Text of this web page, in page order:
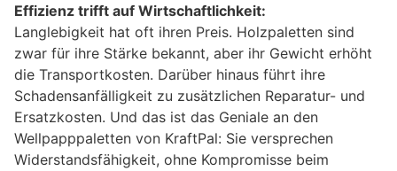
Effizienz trifft auf Wirtschaftlichkeit:
Langlebigkeit hat oft ihren Preis. Holzpaletten sind
zwar für ihre Stärke bekannt, aber ihr Gewicht erhöht
die Transportkosten. Darüber hinaus führt ihre
Schadensanfälligkeit zu zusätzlichen Reparatur- und
Ersatzkosten. Und das ist das Geniale an den
Wellpapppaletten von KraftPal: Sie versprechen
Widerstandsfähigkeit, ohne Kompromisse beim